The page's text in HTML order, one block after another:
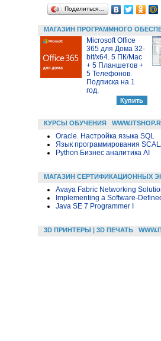
Поделиться…
МАГАЗИН ПРОГРАММНОГО
Microsoft Office
365 для Дома 32-
bit/x64. 5 ПК/Mac
+ 5 Планшетов +
5 Телефонов.
Подписка на 1
год.
КУРСЫ ОБУЧЕНИЯ
Oracle. Настройка языка SQL
Язык программирования
Python Бизнес аналитика AI
МАГАЗИН СЕРТИФИКАЦИОННЫХ
Avaya Fabric Networking
Implementing a Software-
Java SE 7 Programmer I
3D ПРИНТЕРЫ | 3D ПЕЧАТЬ